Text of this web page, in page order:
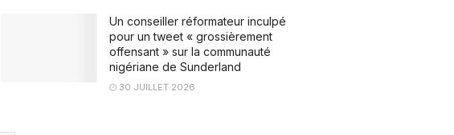
Un conseiller réformateur inculpé
pour un tweet « grossièrement
offensant » sur la communauté
nigériane de Sunderland
30 JUILLET 2026